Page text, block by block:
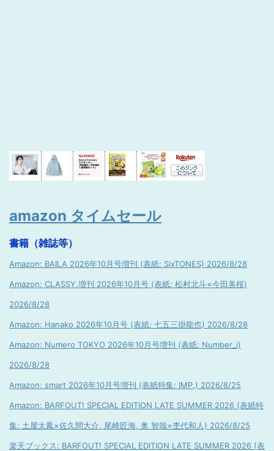
amazon タイムセール
書籍（雑誌等）
Amazon: BAILA 2026年10月号増刊 (表紙: SixTONES) 2026/8/28
Amazon: CLASSY.増刊 2026年10月号 (表紙: 松村北斗×今田美桜)
2026/8/28
Amazon: Hanako 2026年10月号 (表紙: 七五三掛龍也) 2026/8/28
Amazon: Numero TOKYO 2026年10月号増刊 (表紙: Number_i)
2026/8/28
Amazon: smart 2026年10月号増刊 (表紙特集: IMP.) 2026/8/25
Amazon: BARFOUT! SPECIAL EDITION LATE SUMMER 2026 (表紙特
集: 土屋太鳳×佐久間大介, 尾崎匠海, 奥 智哉×杢代和人) 2026/8/25
楽天ブックス: BARFOUT! SPECIAL EDITION LATE SUMMER 2026 (表